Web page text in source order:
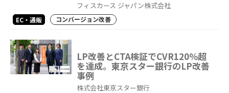
フィスカース ジャパン株式会社
EC・通販 コンバージョン改善
LP改善とCTA検証でCVR120％超
を達成。東京スター銀行のLP改善
事例
株式会社東京スター銀行